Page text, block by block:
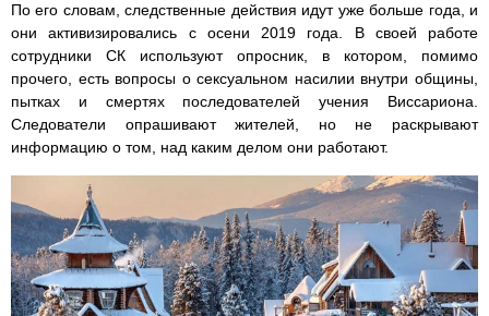
По его словам, следственные действия идут уже больше года, и
они активизировались с осени 2019 года. В своей работе
сотрудники СК используют опросник, в котором, помимо
прочего, есть вопросы о сексуальном насилии внутри общины,
пытках и смертях последователей учения Виссариона.
Следователи опрашивают жителей, но не раскрывают
информацию о том, над каким делом они работают.